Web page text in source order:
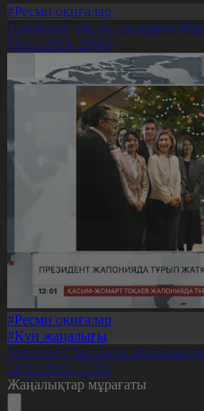
#Ресми оқиғалар
Президент ресми сапармен
18.12.2025, 20:05
#Ресми оқиғалар
#Күн жаңалығы
Мемлекет басшысы
18.12.2025, 13:03
Жаңалықтар мұрағаты